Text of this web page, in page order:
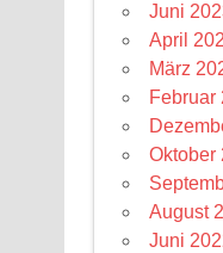
Juni
April
März
Februar
Oktober
August
Juni